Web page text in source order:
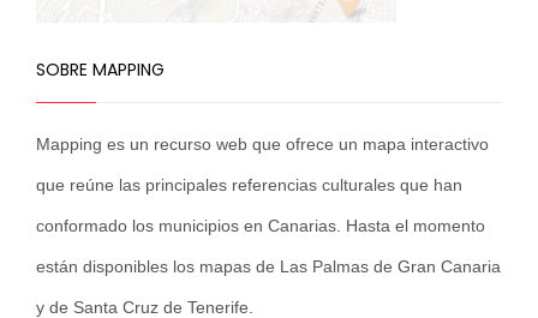
SOBRE MAPPING
Mapping es un recurso web que ofrece un mapa interactivo
que reúne las principales referencias culturales que han
conformado los municipios en Canarias. Hasta el momento
están disponibles los mapas de Las Palmas de Gran Canaria
y de Santa Cruz de Tenerife.